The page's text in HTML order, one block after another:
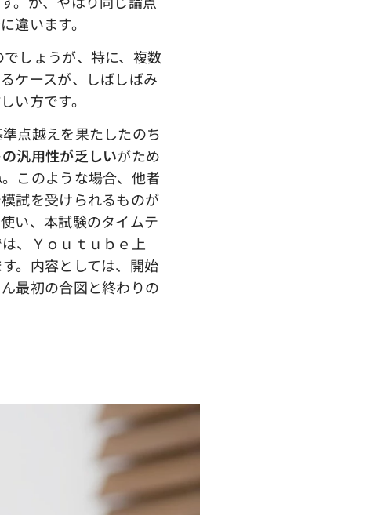
違います。
しょうが、特に、複数
ケースが、しばしばみ
い方です。
点越えを果たしたのち
汎用性が乏しいがため
このような場合、他者
試を受けられるものが
い、本試験のタイムテ
、Ｙｏｕｔｕｂｅ上
。内容としては、開始
最初の合図と終わりの